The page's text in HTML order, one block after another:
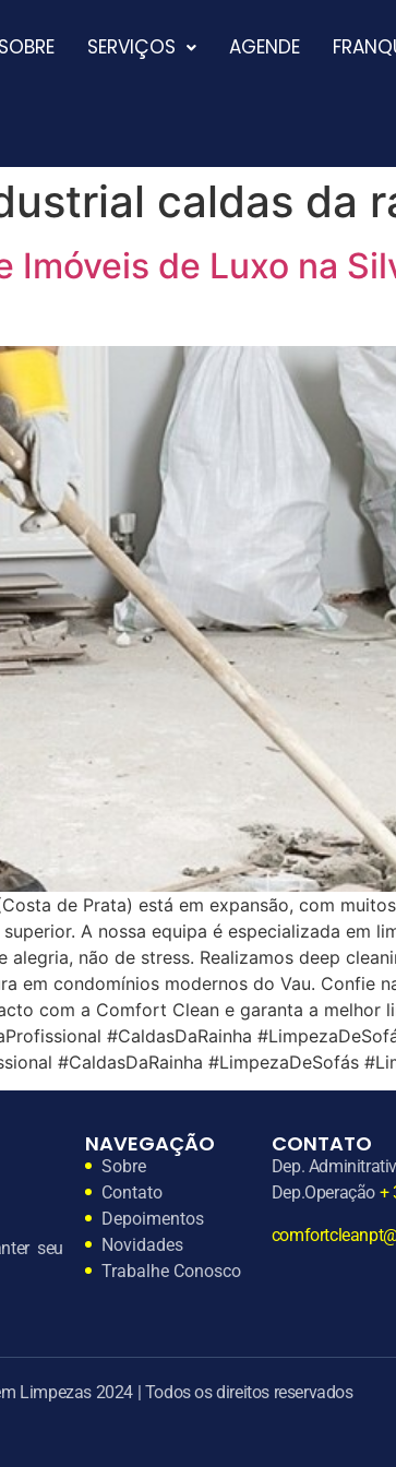
SOBRE SERVIÇOS AGENDE
caldas da
Imóveis de Luxo na
de Prata) está em expansão, com
A nossa equipa é especializada em
alegria, não de stress. Realizamos deep
em condomínios modernos do Vau. Confie
com a Comfort Clean e garanta a melhor
#CaldasDaRainha
#CaldasDaRainha #LimpezaDeSofás
seu
NAVEGAÇÃO
Sobre
Contato
Depoimentos
Novidades
Trabalhe Conosco
CONTATO
Dep.
Dep.Operação +
Limpezas 2024 | Todos os direitos reservados